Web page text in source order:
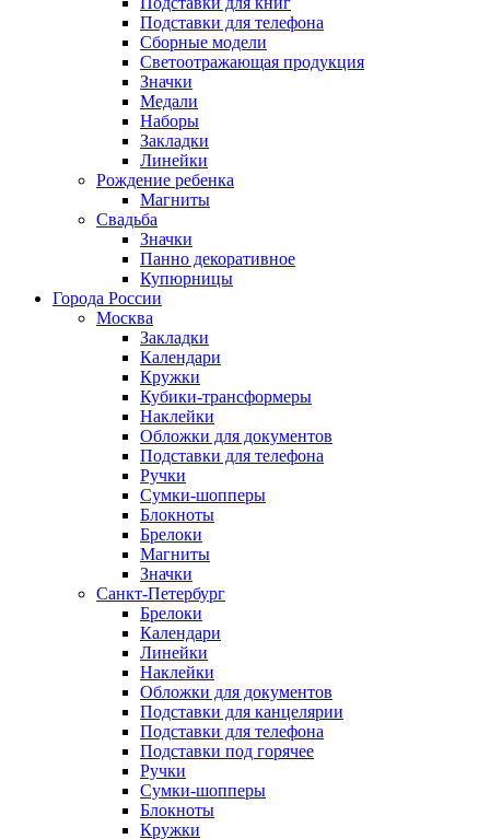
Подставки для телефона
Сборные модели
Светоотражающая продукция
Значки
Медали
Наборы
Закладки
Линейки
Рождение ребенка
Магниты
Свадьба
Значки
Панно декоративное
Купюрницы
Города России
Москва
Закладки
Календари
Кружки
Кубики-трансформеры
Наклейки
Обложки для документов
Подставки для телефона
Ручки
Сумки-шопперы
Блокноты
Брелоки
Магниты
Значки
Санкт-Петербург
Брелоки
Календари
Линейки
Наклейки
Обложки для документов
Подставки для канцелярии
Подставки для телефона
Подставки под горячее
Ручки
Сумки-шопперы
Блокноты
Кружки